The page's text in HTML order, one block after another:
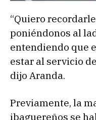
“Quiero
poniéndonos al
entendiendo que
estar al servicio
dijo Aranda.
Previamente, la
ibaguereños se